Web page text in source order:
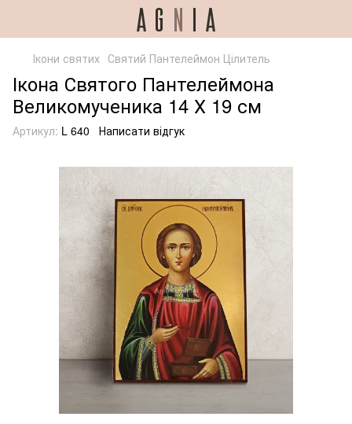
Ікони святих Святий Пантелеймон Цілитель
Ікона Святого Пантелеймона
Великомученика 14 Х 19 см
Артикул: L 640 Написати відгук